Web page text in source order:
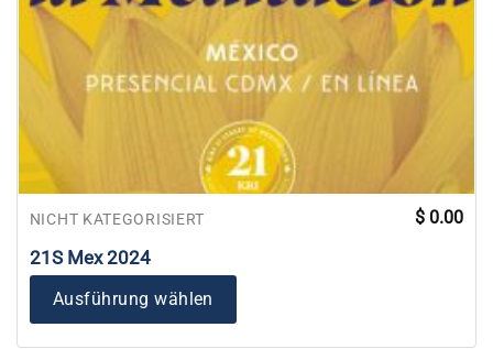
NICHT KATEGORISIERT
21S Mex 2024
$ 0.00
Ausführung wählen